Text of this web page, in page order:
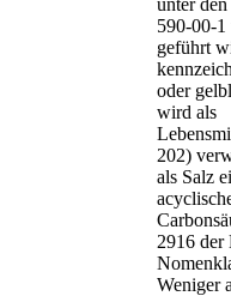
590-00-
geführt
oder
wird als
202)
als Salz
2916 der
Weniger